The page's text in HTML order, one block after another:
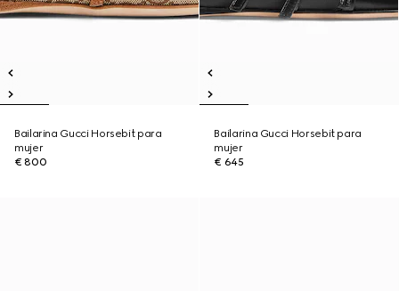
Bailarina Gucci Horsebit para
mujer
€ 800
Bailarina Gucci Horsebit para
mujer
€ 645